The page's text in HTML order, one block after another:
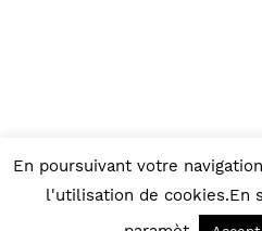
En poursuivant votre
l'utilisation de cookies.En